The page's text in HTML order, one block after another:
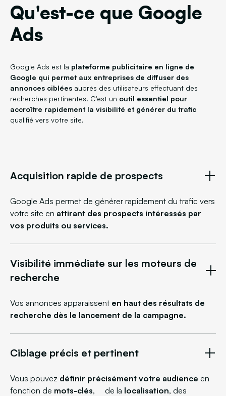
Qu'est-ce que Google
Ads
Google Ads est la plateforme publicitaire en ligne de
Google qui permet aux entreprises de diffuser des
annonces ciblées auprès des utilisateurs effectuant des
recherches pertinentes. C'est un outil essentiel pour
accroître rapidement la visibilité et générer du trafic
qualifié vers votre site.
Acquisition rapide de prospects
Google Ads permet de générer rapidement du trafic vers
votre site en attirant des prospects intéressés par
vos produits ou services.
Visibilité immédiate sur les moteurs de
recherche
Vos annonces apparaissent en haut des résultats de
recherche dès le lancement de la campagne.
Ciblage précis et pertinent
Vous pouvez définir précisément votre audience en
fonction de mots-clés, de la localisation, des